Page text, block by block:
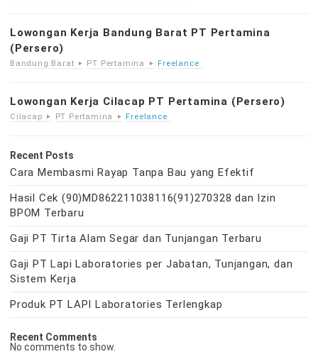
Lowongan Kerja Bandung Barat PT Pertamina
(Persero)
Bandung Barat PT Pertamina Freelance
Lowongan Kerja Cilacap PT Pertamina (Persero)
Cilacap PT Pertamina Freelance
Recent Posts
Cara Membasmi Rayap Tanpa Bau yang Efektif
Hasil Cek (90)MD862211038116(91)270328 dan Izin
BPOM Terbaru
Gaji PT Tirta Alam Segar dan Tunjangan Terbaru
Gaji PT Lapi Laboratories per Jabatan, Tunjangan, dan
Sistem Kerja
Produk PT LAPI Laboratories Terlengkap
Recent Comments
No comments to show.